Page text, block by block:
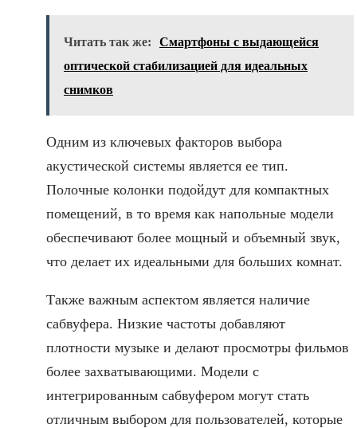
Читать так же:
Смартфоны с выдающейся
оптической стабилизацией для идеальных
снимков
Одним из ключевых факторов выбора
акустической системы является ее тип.
Полочные колонки подойдут для компактных
помещений, в то время как напольные модели
обеспечивают более мощный и объемный звук,
что делает их идеальными для больших комнат.
Также важным аспектом является наличие
сабвуфера. Низкие частоты добавляют
плотности музыке и делают просмотры фильмов
более захватывающими. Модели с
интегрированным сабвуфером могут стать
отличным выбором для пользователей, которые